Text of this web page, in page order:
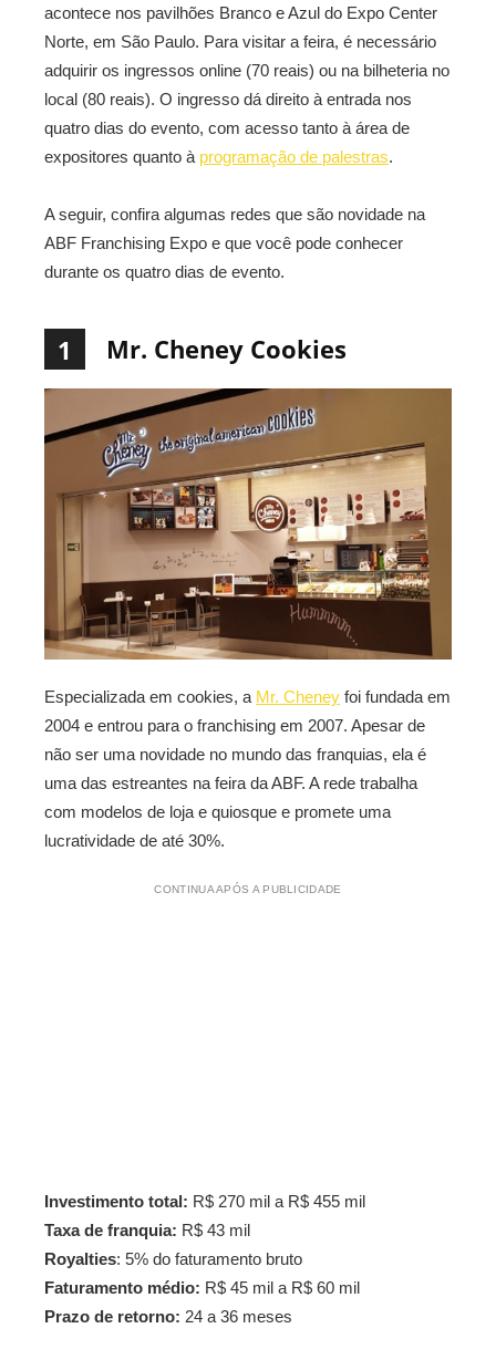
acontece nos pavilhões Branco e Azul do Expo Center
Norte, em São Paulo. Para visitar a feira, é necessário
adquirir os ingressos online (70 reais) ou na bilheteria no
local (80 reais). O ingresso dá direito à entrada nos
quatro dias do evento, com acesso tanto à área de
expositores quanto à programação de palestras.
A seguir, confira algumas redes que são novidade na
ABF Franchising Expo e que você pode conhecer
durante os quatro dias de evento.
1 Mr. Cheney Cookies
Especializada em cookies, a Mr. Cheney foi fundada em
2004 e entrou para o franchising em 2007. Apesar de
não ser uma novidade no mundo das franquias, ela é
uma das estreantes na feira da ABF. A rede trabalha
com modelos de loja e quiosque e promete uma
lucratividade de até 30%.
CONTINUA APÓS A PUBLICIDADE
Investimento total: R$ 270 mil a R$ 455 mil
Taxa de franquia: R$ 43 mil
Royalties: 5% do faturamento bruto
Faturamento médio: R$ 45 mil a R$ 60 mil
Prazo de retorno: 24 a 36 meses